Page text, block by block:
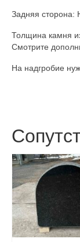
Задняя сторона:
Толщина камня
Смотрите
На надгробие